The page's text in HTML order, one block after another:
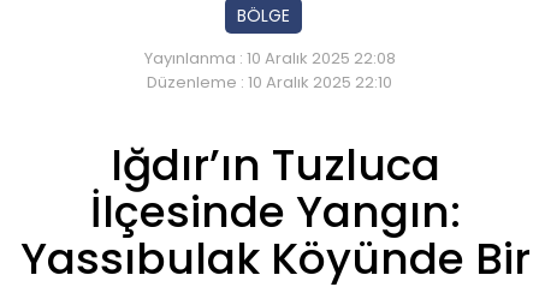
BÖLGE
Yayınlanma : 10 Aralık 2025 22:08
Düzenleme : 10 Aralık 2025 22:10
Iğdır’ın Tuzluca
İlçesinde Yangın:
Yassıbulak Köyünde Bir